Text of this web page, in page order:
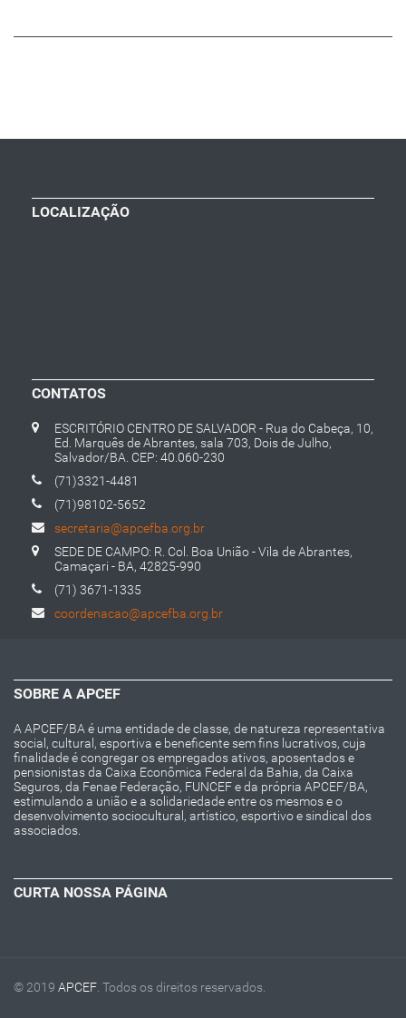
LOCALIZAÇÃO
CONTATOS
ESCRITÓRIO CENTRO DE SALVADOR - Rua do Cabeça, 10,
Ed. Marquês de Abrantes, sala 703, Dois de Julho,
Salvador/BA. CEP: 40.060-230
(71)3321-4481
(71)98102-5652
secretaria@apcefba.org.br
SEDE DE CAMPO: R. Col. Boa União - Vila de Abrantes,
Camaçari - BA, 42825-990
(71) 3671-1335
coordenacao@apcefba.org.br
SOBRE A APCEF
A APCEF/BA é uma entidade de classe, de natureza representativa
social, cultural, esportiva e beneficente sem fins lucrativos, cuja
finalidade é congregar os empregados ativos, aposentados e
pensionistas da Caixa Econômica Federal da Bahia, da Caixa
Seguros, da Fenae Federação, FUNCEF e da própria APCEF/BA,
estimulando a união e a solidariedade entre os mesmos e o
desenvolvimento sociocultural, artístico, esportivo e sindical dos
associados.
CURTA NOSSA PÁGINA
© 2019 APCEF. Todos os direitos reservados.